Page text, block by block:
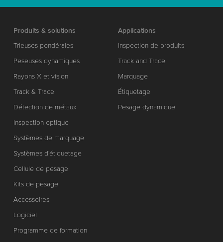
Produits & solutions
Trieuses pondérales
Peseuses dynamiques
Rayons X et vision
Track & Trace
Détection de métaux
Inspection optique
Systèmes de marquage
Systèmes d'étiquetage
Cellule de pesage
Kits de pesage
Accessoires
Logiciel
Programme de formation
Applications
Inspection de produits
Track and Trace
Marquage
Étiquetage
Pesage dynamique